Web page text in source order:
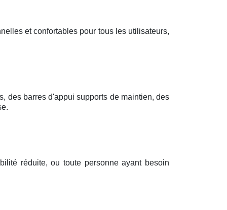
et confortables pour tous les utilisateurs,
des barres d'appui supports de maintien, des
réduite, ou toute personne ayant besoin